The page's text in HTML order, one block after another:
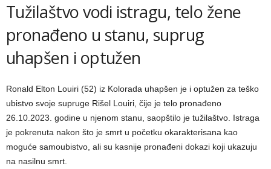
Tužilaštvo vodi istragu, telo žene
pronađeno u stanu, suprug
uhapšen i optužen
Ronald Elton Louiri (52) iz Kolorada uhapšen je i optužen za teško
ubistvo svoje supruge Rišel Louiri, čije je telo pronađeno
26.10.2023. godine u njenom stanu, saopštilo je tužilaštvo. Istraga
je pokrenuta nakon što je smrt u početku okarakterisana kao
moguće samoubistvo, ali su kasnije pronađeni dokazi koji ukazuju
na nasilnu smrt.